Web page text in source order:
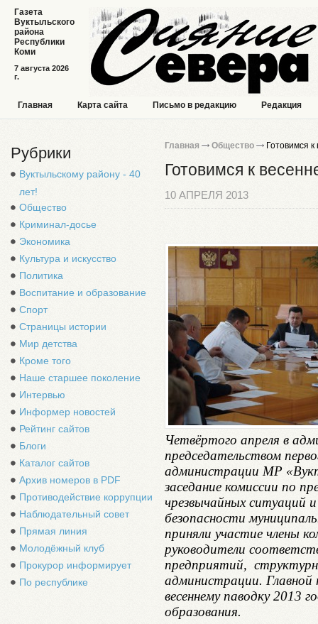
7 августа 2026
г.
Газета
Вуктыльского
района
Республики
Коми
Главная Карта сайта Письмо в редакцию Редакция
Рубрики
Вуктыльскому району - 40
лет!
Общество
Криминал-досье
Экономика
Культура и искусство
Политика
Воспитание и образование
Спорт
Страницы истории
Мир детства
Кроме того
Наше старшее поколение
Интервью
Информер новостей
Рейтинг сайтов
Блоги
Каталог сайтов
Архив номеров в PDF
Противодействие коррупции
Наблюдательный совет
Прямая линия
Молодёжный клуб
Прокурор информирует
По республике
Главная Общество Готовимся
Готовимся к
10 АПРЕЛЯ 2013
Четвёртого апреля в
председательством
администрации МР
заседание комиссии по
чрезвычайных ситуаций
безопасности
приняли участие члены
руководители
предприятий,
администрации. Главной
весеннему паводку 2013
образования.